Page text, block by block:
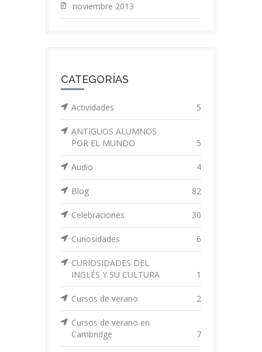
noviembre 2013
CATEGORÍAS
Actividades 5
ANTIGUOS ALUMNOS
POR EL MUNDO
5
Audio 4
Blog 82
Celebraciones 30
Curiosidades 6
CURIOSIDADES DEL
INGLÉS Y SU CULTURA
1
Cursos de verano 2
Cursos de verano en
Cambridge
7